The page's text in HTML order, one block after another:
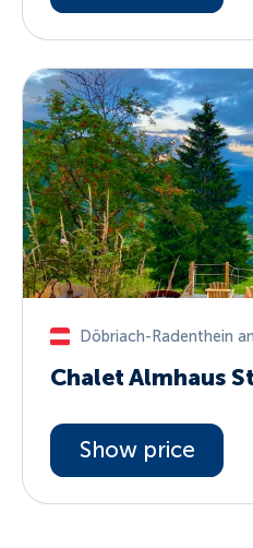
Döbriach-Radenthein
Chalet Almhaus
Show price